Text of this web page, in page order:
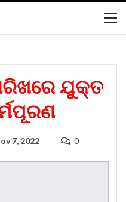
ଯୁକ୍ତ
7, 2022 0